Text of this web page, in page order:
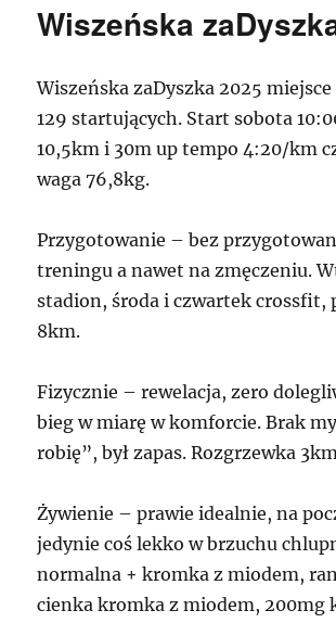
Wiszeńska
Wiszeńska zaDyszka 2025 miejsce
129 startujących. Start sobota
10,5km i 30m up tempo 4:20/km
waga 76,8kg.
Przygotowanie – bez
treningu a nawet na zmęczeniu.
stadion, środa i czwartek crossfit,
8km.
Fizycznie – rewelacja, zero
bieg w miarę w komforcie. Brak
robię”, był zapas. Rozgrzewka
Żywienie – prawie idealnie, na
jedynie coś lekko w brzuchu
normalna + kromka z miodem,
cienka kromka z miodem, 200mg